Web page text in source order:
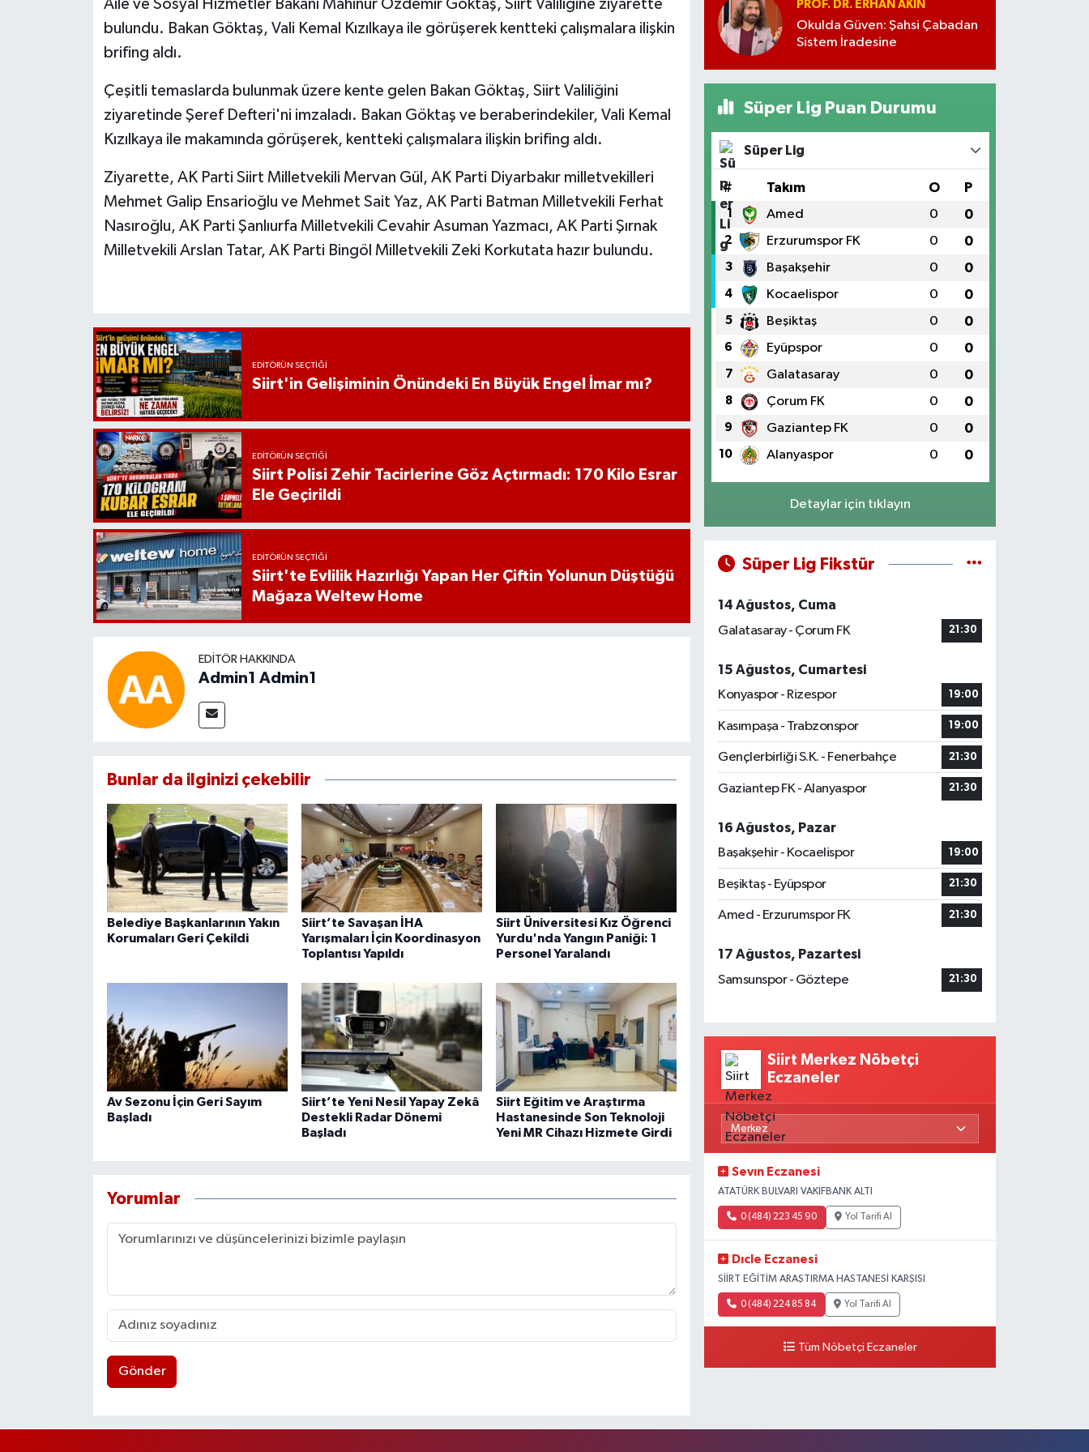
Aile ve Sosyal Hizmetler Bakanı Mahinur Özdemir Göktaş, Siirt Valiliğine ziyarette
bulundu. Bakan Göktaş, Vali Kemal Kızılkaya ile görüşerek kentteki çalışmalara ilişkin
brifing aldı.
Çeşitli temaslarda bulunmak üzere kente gelen Bakan Göktaş, Siirt Valiliğini
ziyaretinde Şeref Defteri'ni imzaladı. Bakan Göktaş ve beraberindekiler, Vali Kemal
Kızılkaya ile makamında görüşerek, kentteki çalışmalara ilişkin brifing aldı.
Ziyarette, AK Parti Siirt Milletvekili Mervan Gül, AK Parti Diyarbakır milletvekilleri
Mehmet Galip Ensarioğlu ve Mehmet Sait Yaz, AK Parti Batman Milletvekili Ferhat
Nasıroğlu, AK Parti Şanlıurfa Milletvekili Cevahir Asuman Yazmacı, AK Parti Şırnak
Milletvekili Arslan Tatar, AK Parti Bingöl Milletvekili Zeki Korkutata hazır bulundu.
EDITÖRÜN SEÇTIĞI
Siirt'in Gelişiminin Önündeki En Büyük Engel İmar mı?
EDITÖRÜN SEÇTIĞI
Siirt Polisi Zehir Tacirlerine Göz Açtırmadı: 170 Kilo Esrar
Ele Geçirildi
EDITÖRÜN SEÇTIĞI
Siirt'te Evlilik Hazırlığı Yapan Her Çiftin Yolunun Düştüğü
Mağaza Weltew Home
EDITÖR HAKKINDA
Admin1 Admin1
Bunlar da ilginizi çekebilir
Belediye Başkanlarının Yakın
Korumaları Geri Çekildi
Siirt’te Savaşan İHA
Yarışmaları İçin Koordinasyon
Toplantısı Yapıldı
Siirt Üniversitesi Kız Öğrenci
Yurdu'nda Yangın Paniği: 1
Personel Yaralandı
Av Sezonu İçin Geri Sayım
Başladı
Siirt’te Yeni Nesil Yapay Zekâ
Destekli Radar Dönemi
Başladı
Siirt Eğitim ve Araştırma
Hastanesinde Son Teknoloji
Yeni MR Cihazı Hizmete Girdi
Yorumlar
Gönder
PROF. DR. ERHAN AKIN
Okulda Güven: Şahsi Çabadan
Sistem İradesine
Süper Lig Puan Durumu
Süper Lig
# Takım O P
1 Amed 0 0
2 Erzurumspor FK 0 0
3 Başakşehir 0 0
4 Kocaelispor 0 0
5 Beşiktaş 0 0
6 Eyüpspor 0 0
7 Galatasaray 0 0
8 Çorum FK 0 0
9 Gaziantep FK 0 0
10 Alanyaspor 0 0
Detaylar için tıklayın
Süper Lig Fikstür
14 Ağustos, Cuma
Galatasaray - Çorum FK
21:30
15 Ağustos, Cumartesi
Konyaspor - Rizespor
19:00
Kasımpaşa - Trabzonspor 19:00
Gençlerbirliği S.K. - Fenerbahçe 21:30
Gaziantep FK - Alanyaspor 21:30
16 Ağustos, Pazar
Başakşehir - Kocaelispor
19:00
Beşiktaş - Eyüpspor 21:30
Amed - Erzurumspor FK 21:30
17 Ağustos, Pazartesi
Samsunspor - Göztepe
21:30
Siirt Merkez Nöbetçi
Eczaneler
Sevın Eczanesi
ATATÜRK BULVARI VAKIFBANK ALTI
0 (484) 223 45 90 Yol Tarifi Al
Dıcle Eczanesi
SİİRT EĞİTİM ARAŞTIRMA HASTANESİ KARŞISI
0 (484) 224 85 84 Yol Tarifi Al
Tüm Nöbetçi Eczaneler